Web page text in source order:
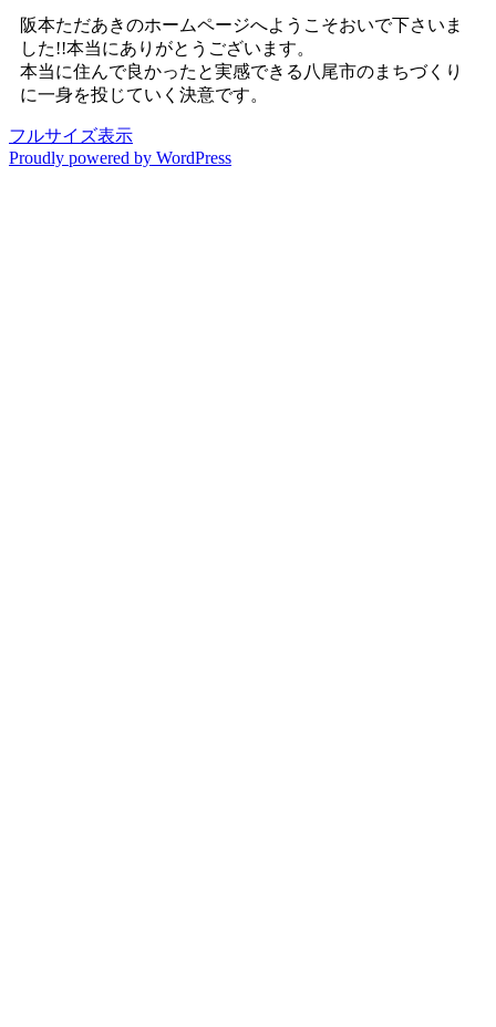
阪本ただあきのホームページへようこそおいで下さいま
した!!本当にありがとうございます。
本当に住んで良かったと実感できる八尾市のまちづくり
に一身を投じていく決意です。
フルサイズ表示
Proudly powered by WordPress